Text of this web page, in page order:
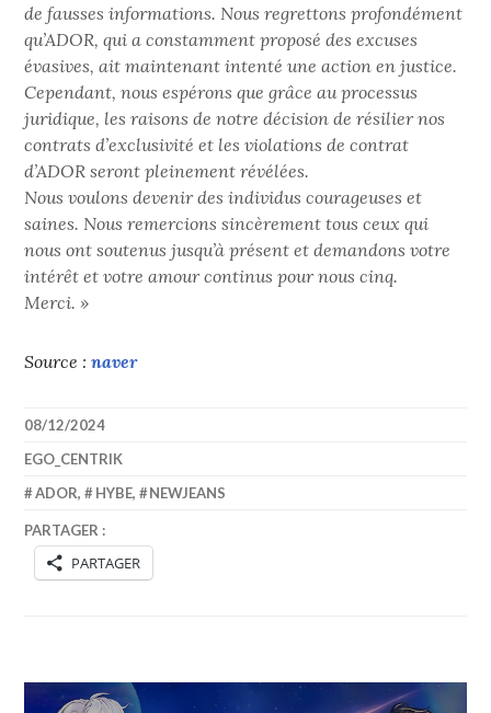
de fausses informations. Nous regrettons profondément
qu’ADOR, qui a constamment proposé des excuses
évasives, ait maintenant intenté une action en justice.
Cependant, nous espérons que grâce au processus
juridique, les raisons de notre décision de résilier nos
contrats d’exclusivité et les violations de contrat
d’ADOR seront pleinement révélées.
Nous voulons devenir des individus courageuses et
saines. Nous remercions sincèrement tous ceux qui
nous ont soutenus jusqu’à présent et demandons votre
intérêt et votre amour continus pour nous cinq.
Merci. »
Source :naver
08/12/2024
EGO_CENTRIK
ADOR, HYBE, NEWJEANS
PARTAGER :
PARTAGER